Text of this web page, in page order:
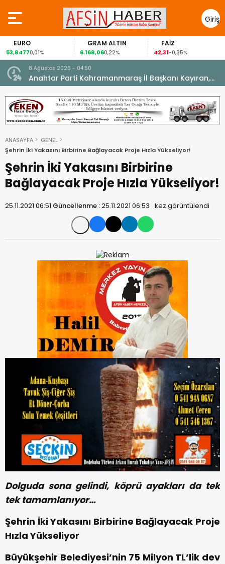
Giriş
Yap
EURO
53,84770,01%
GRAM ALTIN
6.168,060,22%
FAİZ
42,31-0,35%
8 Ağustos 2026 - 04:50
Anahtar Parti Kahramanmaraş İl Başkanı Kayıran,
Afşin Teşkilatı ile buluştu.
ANASAYFA
GENEL
Şehrin İki Yakasını Birbirine Bağlayacak Proje Hızla Yükseliyor!
Şehrin İki Yakasını Birbirine
Bağlayacak Proje Hızla Yükseliyor!
25.11.2021 06:51 Güncellenme :25.11.2021 06:53 kez görüntülendi
Dolguda sona gelindi, köprü ayakları da tek
tek tamamlanıyor…
Şehrin İki Yakasını Birbirine Bağlayacak Proje
Hızla Yükseliyor
Büyükşehir Belediyesi’nin 75 Milyon TL’lik dev